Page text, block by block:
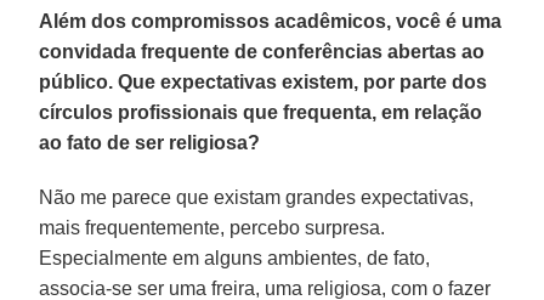
Além dos compromissos acadêmicos, você é uma
convidada frequente de conferências abertas ao
público. Que expectativas existem, por parte dos
círculos profissionais que frequenta, em relação
ao fato de ser religiosa?
Não me parece que existam grandes expectativas,
mais frequentemente, percebo surpresa.
Especialmente em alguns ambientes, de fato,
associa-se ser uma freira, uma religiosa, com o fazer